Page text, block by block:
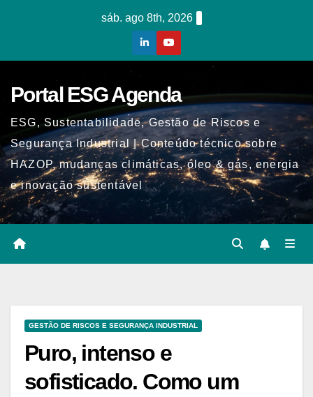
sáb. ago 8th, 2026
Portal ESG Agenda
ESG, Sustentabilidade, Gestão de Riscos e
Segurança Industrial | Conteúdo técnico sobre
HAZOP, mudanças climáticas, óleo & gás, energia
e inovação sustentável
GESTÃO DE RISCOS E SEGURANÇA INDUSTRIAL
Puro, intenso e
sofisticado. Como um